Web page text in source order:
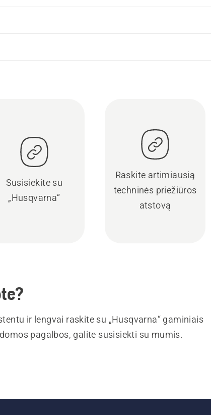
Susisiekite su
„Husqvarna“
Raskite artimiausią
techninės priežiūros
atstovą
ir lengvai raskite su „Husqvarna“ gaminiais
pagalbos, galite susisiekti su mumis.